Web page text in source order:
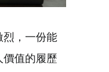
烈，一份能
值的履歷